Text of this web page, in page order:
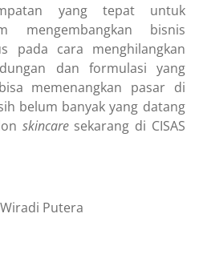
yang tepat untuk
mengembangkan bisnis
pada cara menghilangkan
dan formulasi yang
memenangkan pasar di
belum banyak yang datang
skincare sekarang di CISAS
Putera